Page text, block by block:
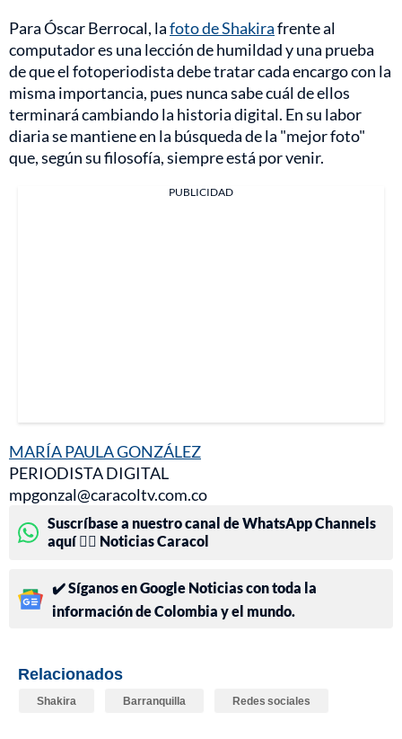
Para Óscar Berrocal, lafoto de Shakirafrente al
computador es una lección de humildad y una prueba
de que el fotoperiodista debe tratar cada encargo con la
misma importancia, pues nunca sabe cuál de ellos
terminará cambiando la historia digital. En su labor
diaria se mantiene en la búsqueda de la "mejor foto"
que, según su filosofía, siempre está por venir.
PUBLICIDAD
MARÍA PAULA GONZÁLEZ
PERIODISTA DIGITAL
mpgonzal@caracoltv.com.co
Suscríbase a nuestro canal de WhatsApp Channels
aquí 👉🏻 Noticias Caracol
✔️ Síganos en Google Noticias con toda la
información de Colombia y el mundo.
Relacionados
Shakira Barranquilla Redes sociales